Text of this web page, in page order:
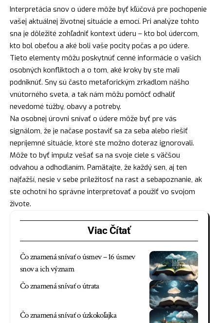
Interpretácia snov o údere môže byť kľúčová pre pochopenie
vašej aktuálnej životnej situácie a emocí. Pri analýze tohto
sna je dôležité zohľadniť kontext úderu – kto bol údercom,
kto bol obeťou a aké boli vaše pocity počas a po údere.
Tieto elementy môžu poskytnúť cenné informácie o vašich
osobných konfliktoch a o tom, aké kroky by ste mali
podniknúť. Sny sú často metaforickým zrkadlom nášho
vnútorného sveta, a tak nám môžu pomôcť odhaliť
nevedomé túžby, obavy a potreby.
Na osobnej úrovni snívať o údere môže byť pre vás
signálom, že je načase postaviť sa za seba alebo riešiť
nepríjemné situácie, ktoré ste možno doteraz ignorovali.
Môže to byť impulz vešať sa na svoje ciele s väčšou
odvahou a odhodlaním. Pamätajte, že každý sen, aj ten
najťažší, nesie v sebe príležitosť na rast a sebapoznanie, ak
ste ochotní ho správne interpretovať a použiť vo svojom
živote.
Viac Čítať
Čo znamená snívať o úsmev – 16 úsmev
snov a ich význam
Čo znamená snívať o útrata
Čo znamená snívať o úzkokoľajka